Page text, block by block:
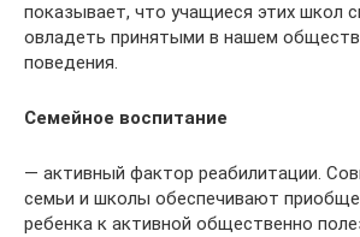
показывает, что учащиеся этих школ
овладеть принятыми в нашем
поведения.
Семейное воспитание
— активный фактор реабилитации.
семьи и школы обеспечивают
ребенка к активной общественно